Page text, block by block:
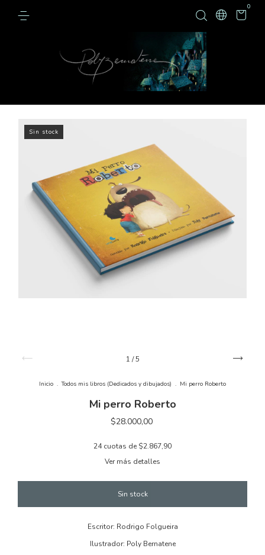
0
Sin stock
1 /5
Inicio . Todos mis libros (Dedicados y dibujados) . Mi perro Roberto
Mi perro Roberto
$28.000,00
24 cuotas de $2.867,90
Ver más detalles
Escritor: Rodrigo Folgueira
Ilustrador: Poly Bernatene